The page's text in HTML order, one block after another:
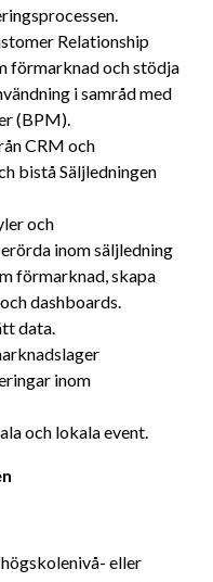
Relationship
förmarknad och stödja
i samråd med
(BPM).
CRM och
bistå Säljledningen
och
inom säljledning
förmarknad, skapa
dashboards.
data.
inom
och lokala event.
eller